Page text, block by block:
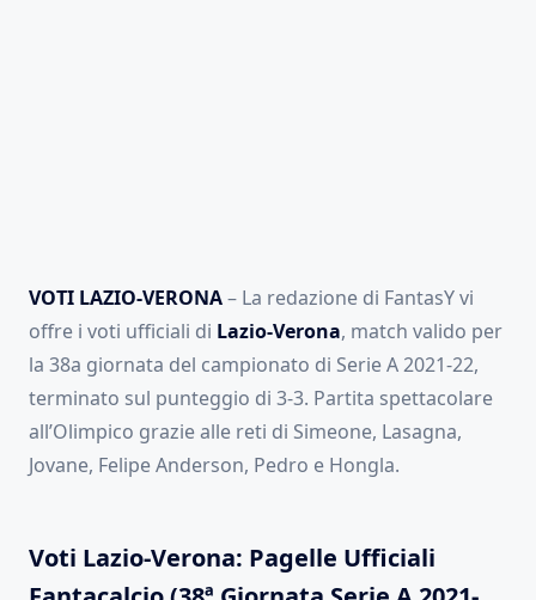
VOTI LAZIO-VERONA– La redazione di FantasY vi
offre i voti ufficiali di Lazio-Verona, match valido per
la 38a giornata del campionato di Serie A 2021-22,
terminato sul punteggio di 3-3. Partita spettacolare
all’Olimpico grazie alle reti di Simeone, Lasagna,
Jovane, Felipe Anderson, Pedro e Hongla.
Voti Lazio-Verona: Pagelle Ufficiali